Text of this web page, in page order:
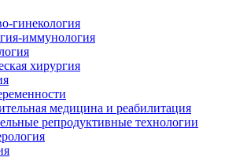
гинекология
иммунология
хирургия
медицина и реабилитация
репродуктивные технологии